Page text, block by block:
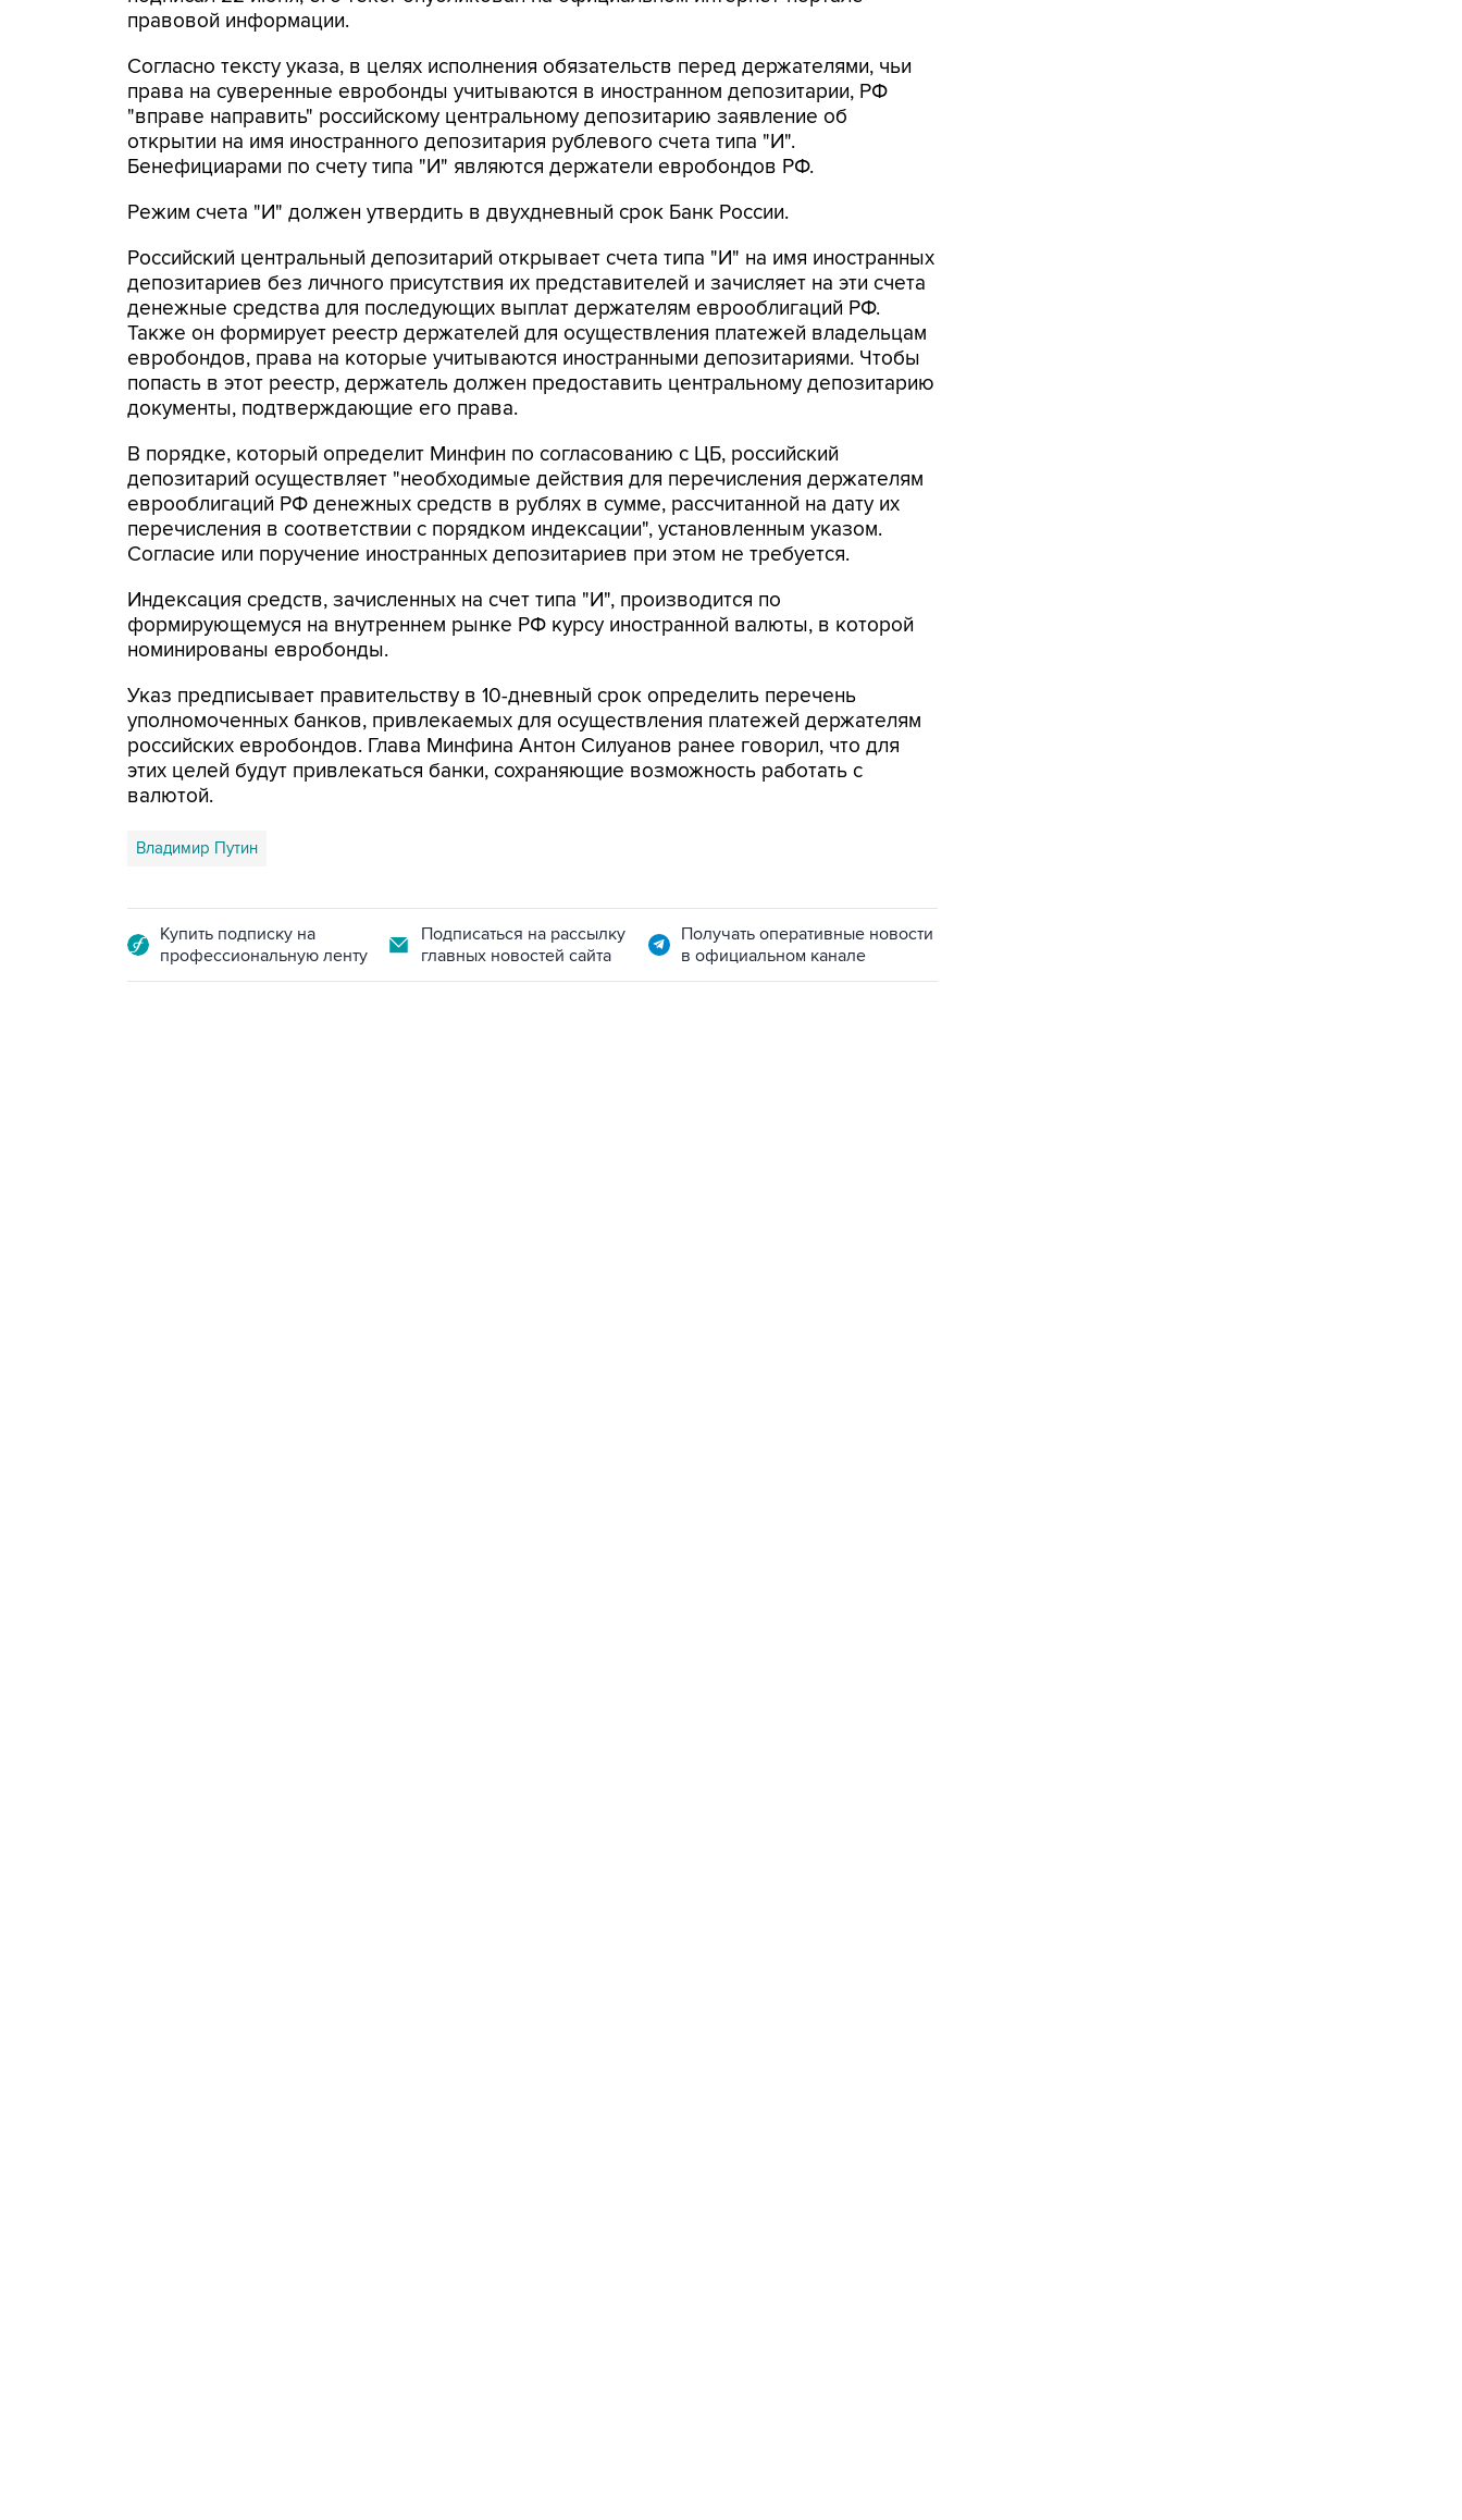
правовой информации.
Согласно тексту указа, в целях исполнения обязательств перед держателями, чьи
права на суверенные евробонды учитываются в иностранном депозитарии, РФ
"вправе направить" российскому центральному депозитарию заявление об
открытии на имя иностранного депозитария рублевого счета типа "И".
Бенефициарами по счету типа "И" являются держатели евробондов РФ.
Режим счета "И" должен утвердить в двухдневный срок Банк России.
Российский центральный депозитарий открывает счета типа "И" на имя иностранных
депозитариев без личного присутствия их представителей и зачисляет на эти счета
денежные средства для последующих выплат держателям еврооблигаций РФ.
Также он формирует реестр держателей для осуществления платежей владельцам
евробондов, права на которые учитываются иностранными депозитариями. Чтобы
попасть в этот реестр, держатель должен предоставить центральному депозитарию
документы, подтверждающие его права.
В порядке, который определит Минфин по согласованию с ЦБ, российский
депозитарий осуществляет "необходимые действия для перечисления держателям
еврооблигаций РФ денежных средств в рублях в сумме, рассчитанной на дату их
перечисления в соответствии с порядком индексации", установленным указом.
Согласие или поручение иностранных депозитариев при этом не требуется.
Индексация средств, зачисленных на счет типа "И", производится по
формирующемуся на внутреннем рынке РФ курсу иностранной валюты, в которой
номинированы евробонды.
Указ предписывает правительству в 10-дневный срок определить перечень
уполномоченных банков, привлекаемых для осуществления платежей держателям
российских евробондов. Глава Минфина Антон Силуанов ранее говорил, что для
этих целей будут привлекаться банки, сохраняющие возможность работать с
валютой.
Владимир Путин
Купить подписку на
профессиональную ленту
Подписаться на рассылку
главных новостей сайта
Получать оперативные новости
в официальном канале